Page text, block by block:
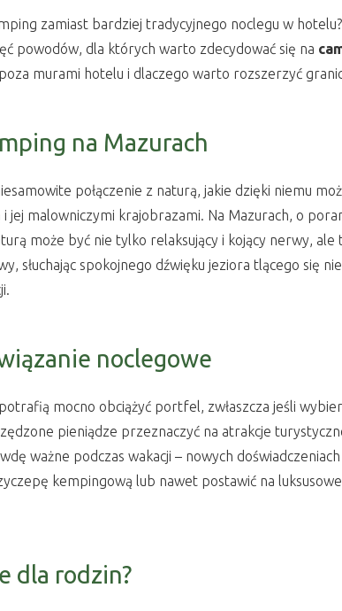
zamiast bardziej tradycyjnego noclegu w
powodów, dla których warto zdecydować się na
murami hotelu i dlaczego warto rozszerzyć
na Mazurach
połączenie z naturą, jakie dzięki niemu
malowniczymi krajobrazami. Na Mazurach, o
może być nie tylko relaksujący i kojący nerwy, ale
słuchając spokojnego dźwięku jeziora tlącego się
noclegowe
mocno obciążyć portfel, zwłaszcza jeśli
pieniądze przeznaczyć na atrakcje
ważne podczas wakacji – nowych
kempingową lub nawet postawić na
dla rodzin?